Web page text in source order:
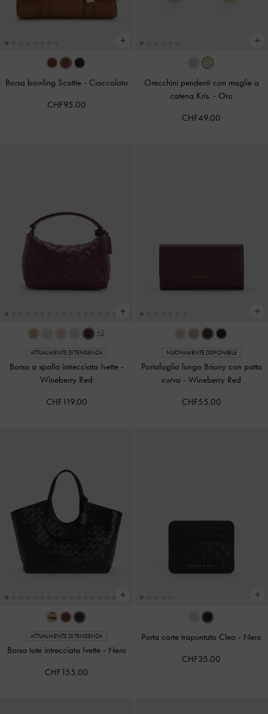
Borsa bowling Scottie - Cioccolato
CHF95.00
Orecchini pendenti con maglie a
catena Kris. - Oro
CHF49.00
+2
ATTUALMENTE DI TENDENZA
Borsa a spalla intrecciata Ivette -
Wineberry Red
CHF119.00
NUOVAMENTE DISPONIBILE
Portafoglio lungo Briony con patta
curva -Wineberry Red
CHF55.00
ATTUALMENTE DI TENDENZA
Borsa tote intrecciata Ivette - Nero
CHF155.00
Porta carte trapuntato Cleo - Nero
CHF35.00